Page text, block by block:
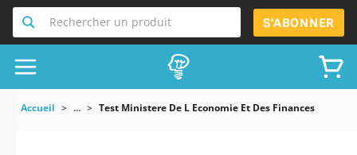
Rechercher un produit S'ABONNER
Accueil ... Test Ministere De L Economie Et Des Finances